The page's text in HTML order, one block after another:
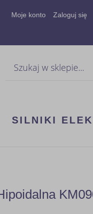
Moje konto Zaloguj się
SILNIKI